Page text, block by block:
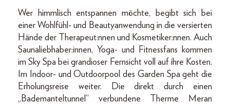
Wer himmlisch entspannen möchte, begibt sich bei
einer Wohlfühl- und Beautyanwendung in die versierten
Hände der Therapeut:nnen und Kosmetiker:nnen. Auch
Saunaliebhaber:innen, Yoga- und Fitnessfans kommen
im Sky Spa bei grandioser Fernsicht voll auf ihre Kosten.
Im Indoor- und Outdoorpool des Garden Spa geht die
Erholungsreise weiter. Die direkt durch einen
„Bademanteltunnel“ verbundene Therme Meran